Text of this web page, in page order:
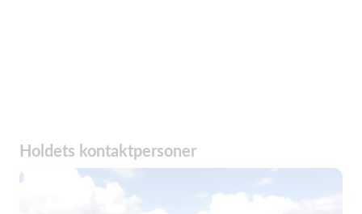
Holdets kontaktpersoner